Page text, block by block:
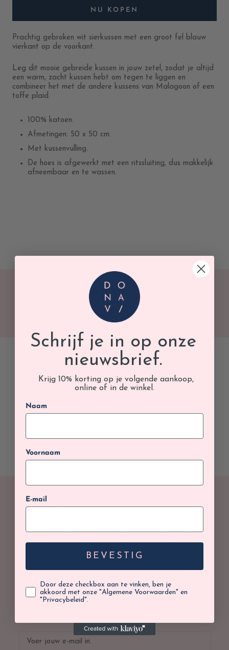
NU KOPEN
Prachtig gebroken wit sierkussen met een groot fel blauw
vierkant op de voorkant.
Leg dit mooie gebreide kussen in jouw zetel, zodat je altijd
een warm, zacht kussen hebt om tegen te liggen en
combineer het met de andere kussens van Malagoon of een
toffe plaid.
100% katoen.
Afmetingen: 50 x 50 cm.
Met kussenvulling.
De hoes is afgewerkt met een ritssluiting, dus makkelijk
afneembaar en te wassen.
GRATIS AFHALEN IN ONZE WINKEL
WIL JE GRAAG OP DE HOOGTE
SCHRIJF JE IN OP
ONZE NIEUWSBRIEF
Je krijgt 10% korting op jouw volgende aankoop, op de
Schrijf je in op onze
nieuwsbrief.
Krijg 10% korting op je volgende aankoop,
online of in de winkel.
Naam
Voornaam
E-mail
BEVESTIG
Door deze checkbox aan te vinken, ben je
akkoord met onze "Algemene Voorwaarden" en
"Privacybeleid".